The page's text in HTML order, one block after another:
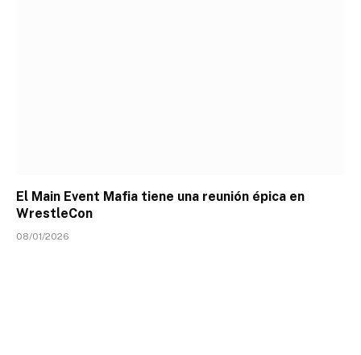
El Main Event Mafia tiene una reunión épica en
WrestleCon
08/01/2026